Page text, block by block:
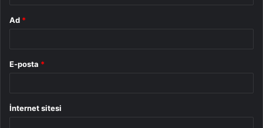
Ad *
E-posta *
İnternet sitesi